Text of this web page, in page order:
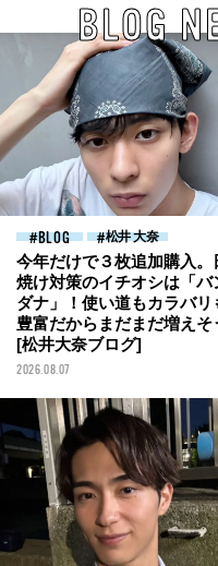
BLOG
BLOG 松井 大奈
今年だけで３枚追加購入。
焼け対策のイチオシは「バ
ダナ」！使い道もカラバリ
豊富だからまだまだ増えそ
[松井大奈ブログ]
2026.08.07